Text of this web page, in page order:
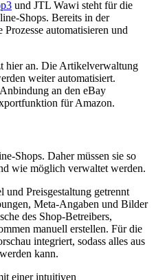
und JTL Wawi steht für die
Shops. Bereits in der
automatisieren und
hier an. Die Artikelverwaltung
weiter automatisiert.
an den eBay
für Amazon.
Shops. Daher müssen sie so
wie möglich verwaltet werden.
Preisgestaltung getrennt
Meta-Angaben und Bilder
des Shop-Betreibers,
manuell erstellen. Für die
integriert, sodass alles aus
kann.
einer intuitiven